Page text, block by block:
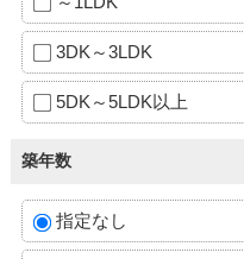
3DK～3LDK
5DK～5LDK以上
築年数
指定なし